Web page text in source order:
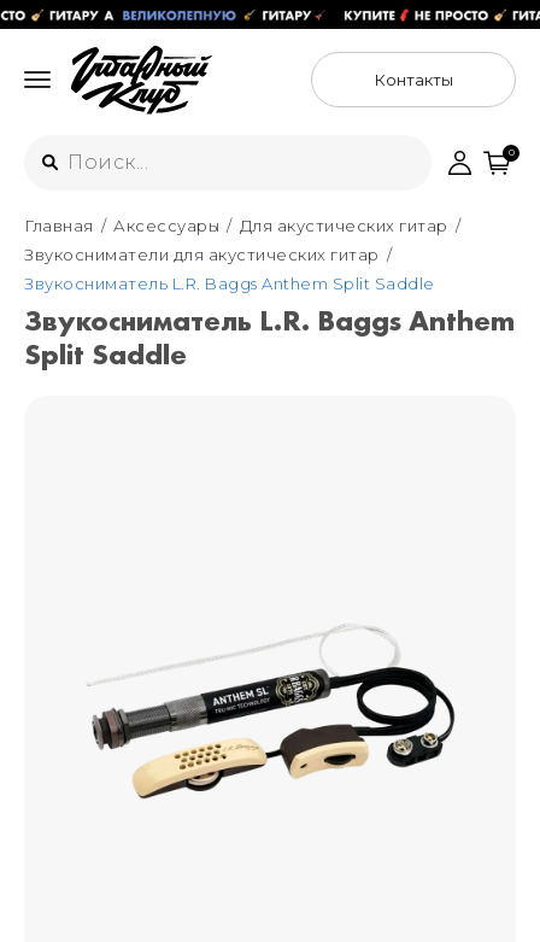
Контакты
Интернет-магазин
+7 (925) 125-54-44
Москва
+7 (925) 176-55-65
ул. Большая Новодмитровская 36с15,
Санкт-Петербург
0
Главная Аксессуары
Для акустических гитар
Звукосниматели для акустических гитар
Звукосниматель L.R. Baggs Anthem Split Saddle
Звукосниматель L.R. Baggs Anthem
Split Saddle